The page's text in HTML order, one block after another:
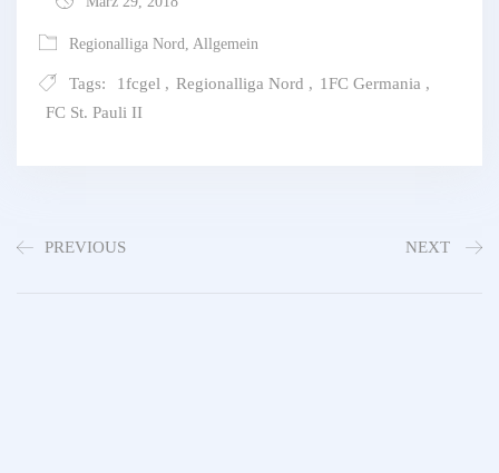
Regionalliga Nord Allgemein
Tags: 1fcgel , Regionalliga Nord , 1FC Germania ,
FC St. Pauli II
PREVIOUS NEXT